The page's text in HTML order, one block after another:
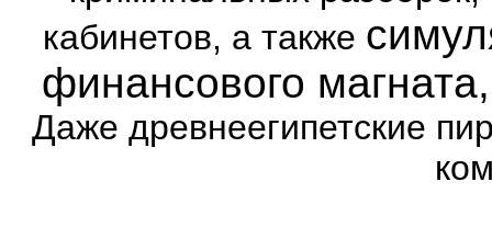
кабинетов, а также
финансового
Даже древнеегипетские